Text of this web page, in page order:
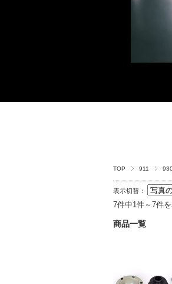
TOP 911
表示切替：
7件中1件～7件
商品一覧